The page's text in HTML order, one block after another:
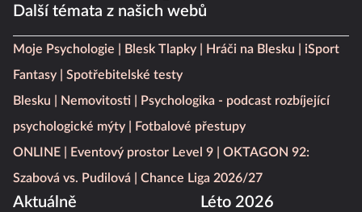
Další témata z našich webů
Moje Psychologie Blesk Tlapky Hráči na Blesku
iSport
Fantasy
Spotřebitelské testy
Blesku
Nemovitosti
Psychologika - podcast rozbíjející
psychologické mýty
Fotbalové přestupy
ONLINE
Eventový prostor Level 9
OKTAGON 92:
Szabová vs. Pudilová
Chance Liga 2026/27
Aktuálně Léto 2026